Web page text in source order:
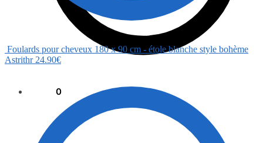
0
Foulards pour cheveux 180 x 90 cm - étole blanche style bohème
Astrithr 24.90€